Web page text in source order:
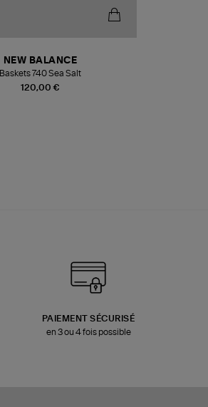
120,00 €
NEW BALANCE
Baskets 740 Sea Salt
PAIEMENT SÉCURISÉ
en 3 ou 4 fois possible